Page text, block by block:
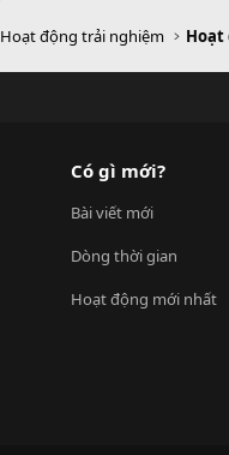
Hoạt động trải nghiệm Hoạt
Có gì mới?
Bài viết mới
Dòng thời gian
Hoạt động mới nhất